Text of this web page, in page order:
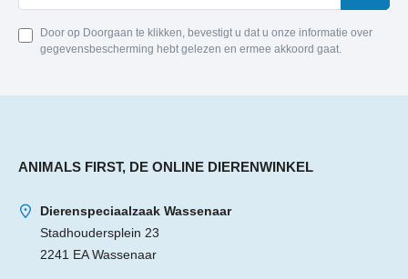
Door op Doorgaan te klikken, bevestigt u dat u onze informatie over
gegevensbescherming hebt gelezen en ermee akkoord gaat.
ANIMALS FIRST, DE ONLINE DIERENWINKEL
Dierenspeciaalzaak Wassenaar
Stadhoudersplein 23
2241 EA Wassenaar